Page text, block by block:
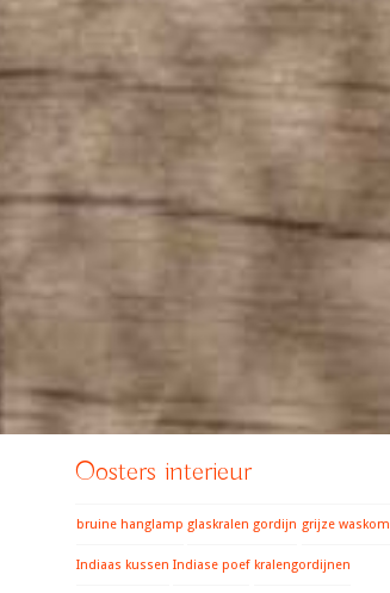
Oosters interieur
bruine hanglamp glaskralen gordijn grijze waskom
Indiaas kussen Indiase poef kralengordijnen